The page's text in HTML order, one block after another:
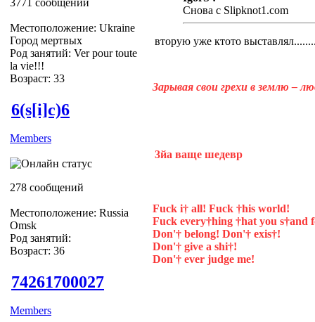
Местоположение: Ukraine
Город мертвых
Род занятий: Ver pour toute
la vie!!!
Возраст: 33
Снова с Slipknot1.com
вторую уже ктото
Зарывая свои грехи в землю –
6(s[i]c)6
Members
278 сообщений
Местоположение: Russia
Omsk
Род занятий:
Возраст: 36
3йа ваще шедевр
Fuck i† all! Fuck †his world!
Fuck every†hing †hat you s†and
Don'† belong! Don'† exis†!
Don'† give a shi†!
Don'† ever judge me!
74261700027
Members